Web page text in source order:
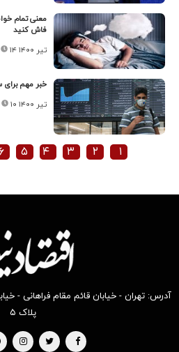
معنی تمام
فاش کنید
۱۴ تیر ۱۴۰۰
خبر مهم برای
۱۰ تیر ۱۴۰۰
۱ ۲ ۳ ۴ ۵
آدرس: تهران - خیابان قائم مقام فراهانی -
پلاک ۵